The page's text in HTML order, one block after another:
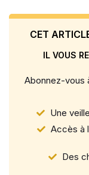
CET
IL VOUS
Abonnez-vous
Une
Accès à
Des